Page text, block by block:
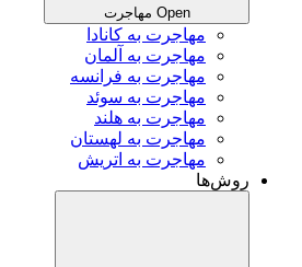
Open مهاجرت
مهاجرت به کانادا
مهاجرت به آلمان
مهاجرت به فرانسه
مهاجرت به سوئد
مهاجرت به هلند
مهاجرت به لهستان
مهاجرت به اتریش
روش‌ها